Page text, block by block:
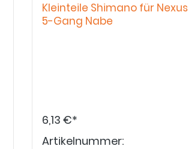
Kleinteile Shimano für Nexus
5-Gang Nabe
6,13 €*
Artikelnummer: